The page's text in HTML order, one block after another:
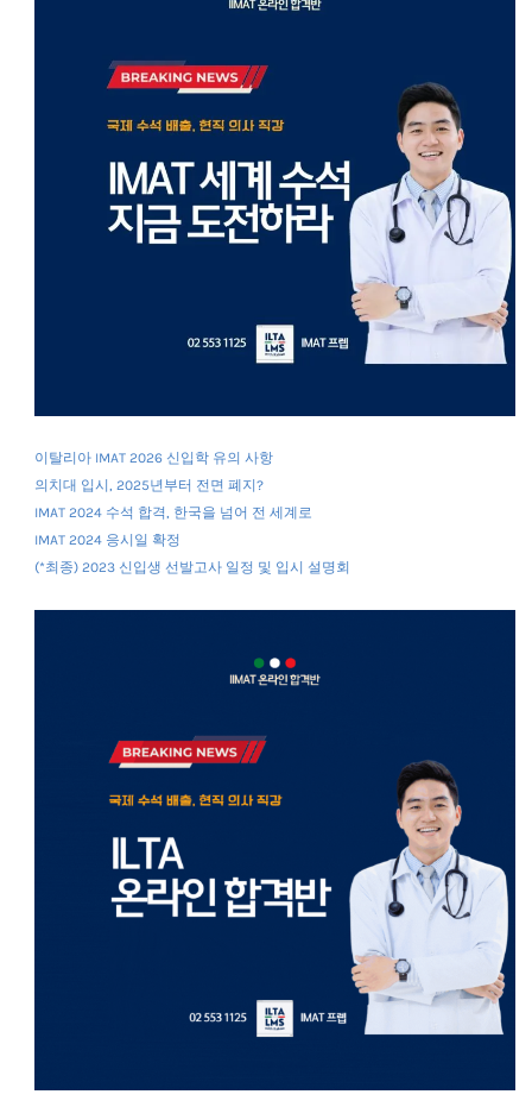
이탈리아 IMAT 2026 신입학 유의 사항
의치대 입시, 2025년부터 전면 폐지?
IMAT 2024 수석 합격, 한국을 넘어 전 세계로
IMAT 2024 응시일 확정
(*최종) 2023 신입생 선발고사 일정 및 입시 설명회